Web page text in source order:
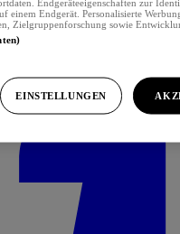
Endgeräteeigenschaften zur
einem Endgerät. Personalisierte
Zielgruppenforschung sowie
EINSTELLUNGEN